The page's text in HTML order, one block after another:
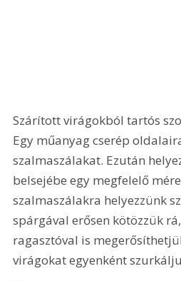
Szárított virágokból tartós
Egy műanyag cserép
szalmaszálakat. Ezután
belsejébe egy megfelelő
szalmaszálakra helyezzünk
spárgával erősen kötözzük
ragasztóval is
virágokat egyenként